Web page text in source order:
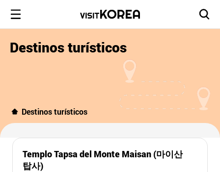
Destinos turísticos
Destinos turísticos
Templo Tapsa del Monte Maisan (마이산
탑사)